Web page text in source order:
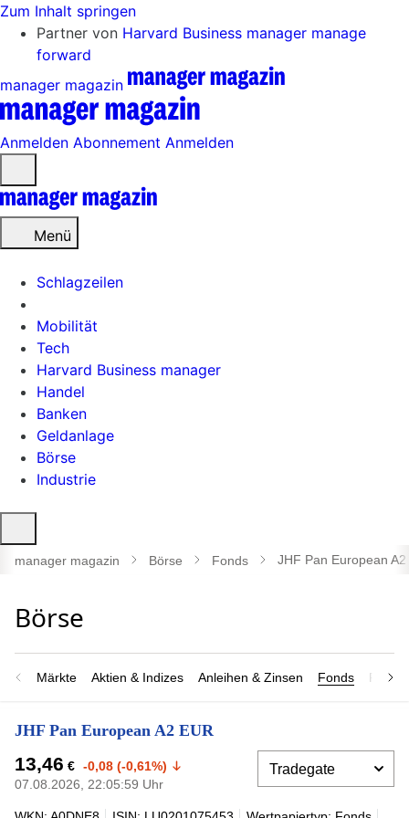
Zum Inhalt springen
Partner von Harvard Business manager manage
forward
manager magazin
Anmelden Abonnement Anmelden
öffnen
Menü
Schlagzeilen
Mobilität
Tech
Harvard Business manager
Handel
Banken
Geldanlage
Börse
Industrie
öffnen
manager magazin Börse Fonds JHF Pan European A2
Märkte Aktien & Indizes Anleihen & Zinsen Fonds
JHF Pan European A2 EUR
13,46 € -0,08 (-0,61%)
07.08.2026, 22:05:59 Uhr